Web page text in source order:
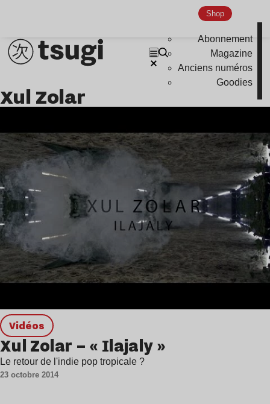
Shop
Abonnement
Magazine
Anciens numéros
Goodies
Xul Zolar
Vidéos
Xul Zolar – « Ilajaly »
Le retour de l'indie pop tropicale ?
23 octobre 2014